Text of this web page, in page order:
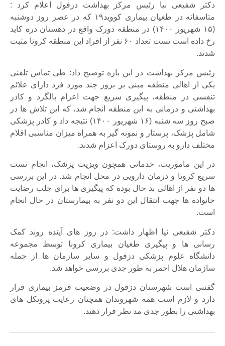
دکتر شفیعی نیا رئیس مرکز بهداشت دزفول اعلام کرد :
متاسفانه در طغیان بیماری کووید۱۹ که در عصر روز دوشنبه
(۱۵ شهریور ۱۴۰۰) در منطقه دورک واقع در دهستان دره کاید
رخ داده است تست تعداد ۶۰ نفر از افراد این منطقه کرونا مثبت
شدند.
رئیس مرکز بهداشت در این باره توضیح داد: طی تماس تلفنی
یکی از اهالی منطقه مبنی بر بروز چند مورد فرد دارای علائم
تنفسی در منطقه، پیگیری سریع‌ جهت اعزام بالگرد و کادر
بهداشتی و درمانی به این منطقه انجام شد، که این تلاش ها در
صبح روز سه شنبه (۱۶ شهریور ۱۴۰۰) نتیجه داد و کادر پزشکی
شامل پزشک، پرستار و نمونه گیر به همراه میزان مناسبی اقلام
مختلف دارو به روستای دورک اعزام شدند.
در این ماموریت، خدماتی همچون ویزیت پزشک، انجام تست
سریع کرونا و درمان دارویی در محل انجام شد. در این بررسی
ها دو نفر از اهالی بد حال بوده که پیگیری ها برای جلب رضایت
خانواده ها جهت انتقال این دو نفر به بیمارستان در حال انجام
است.
دکتر شفیعی نیا اظهار داشت: در روز های آینده روند کمک
رسانی ها و پیگیری طغیان بیماری کرونا توسط مجموعه
دانشگاه علوم پزشکی دزفول و سایر سازمان ها از جمله
سازمان هلال احمر به طور جدی بررسی خواهد شد.
گفتنی است شهرستان دزفول در وضعیت قرمز بیماری قرار
دارد و لازم است همه شهروندان همچنان رعایت پروتکل های
بهداشتی را بطور جدی مد نظر قرار دهند.